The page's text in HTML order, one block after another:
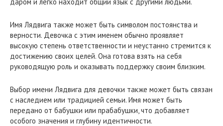
Имя Лядвига также может быть символом постоянства и
верности. Девочка с этим именем обычно проявляет
высокую степень ответственности и неустанно стремится к
достижению своих целей. Она готова взять на себя
руководящую роль и оказывать поддержку своим близким.
Выбор имени Лядвига для девочки также может быть связан
с наследием или традицией семьи. Имя может быть
передано от бабушки или прабабушки, что добавляет
особого значения и глубину идентичности.